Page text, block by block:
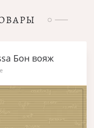
Бон вояж